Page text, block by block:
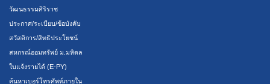
วัฒนธรรมศิริราช
ประกาศ/ระเบียบ/ข้อบังคับ
สวัสดิการ/สิทธิประโยชน์
สหกรณ์ออมทรัพย์ ม.มหิดล
ใบแจ้งรายได้ (E-PY)
ค้นหาเบอร์โทรศัพท์ภายใน